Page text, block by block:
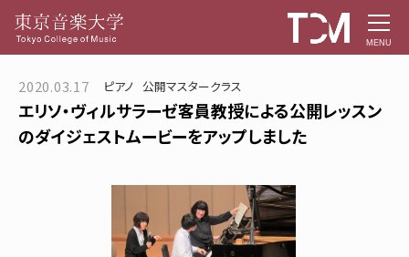
MENU
2020.03.17 ピアノ 公開マスタークラス
エリソ・ヴィルサラーゼ客員教授による公開レッスン
のダイジェストムービーをアップしました